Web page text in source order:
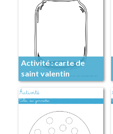
Activité : carte de
saint valentin